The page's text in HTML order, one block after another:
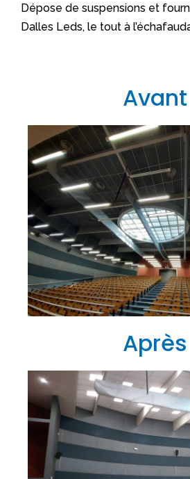
Dépose de suspensions et
Dalles Leds, le tout à
Avant
Après